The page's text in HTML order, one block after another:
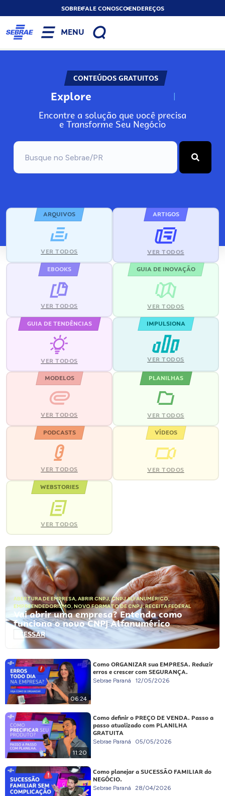
SOBREFALE CONOSCOENDEREÇOS
MENU
CONTEÚDOS GRATUITOS
Explore N
Encontre a solução que você precisa
e Transforme Seu Negócio
ARQUIVOS
VER TODOS
ARTIGOS
VER TODOS
EBOOKS
VER TODOS
GUIA DE INOVAÇÃO
VER TODOS
GUIA DE TENDÊNCIAS
VER TODOS
IMPULSIONA
VER TODOS
MODELOS
VER TODOS
PLANILHAS
VER TODOS
PODCASTS
VER TODOS
VÍDEOS
VER TODOS
WEBSTORIES
VER TODOS
ABERTURA DE EMPRESA, ABRIR CNPJ,CNPJ ALFANUMÉRICO,
EMPREENDEDORISMO, NOVO FORMATO DE CNPJ,RECEITA FEDERAL
Vai abrir uma empresa? Entenda como
funciona o novo CNPJ Alfanumérico
ACESSAR
06:24
Como ORGANIZAR sua EMPRESA. Reduzir
erros e crescer com SEGURANÇA.
Sebrae Paraná 12/05/2026
11:20
Como definir o PREÇO DE VENDA. Passo a
passo atualizado com PLANILHA
GRATUITA
Sebrae Paraná 05/05/2026
Como planejar a SUCESSÃO FAMILIAR do
NEGÓCIO.
Sebrae Paraná 28/04/2026